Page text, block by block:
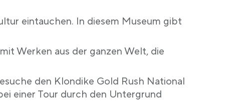
eintauchen. In diesem Museum gibt
Werken aus der ganzen Welt, die
den Klondike Gold Rush National
einer Tour durch den Untergrund